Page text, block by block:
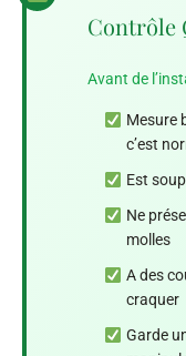
Contrôle
Avant de
Mesure
c’est
Est
Ne
molles
A des
craquer
Garde